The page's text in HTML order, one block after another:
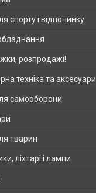
спорту і відпочинку
розпродажі!
техніка та аксесуари
самооборони
тварин
ліхтарі і лампи